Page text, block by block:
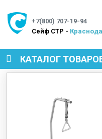
+7(800) 707-19-94
Cейф СТР -
КАТАЛОГ